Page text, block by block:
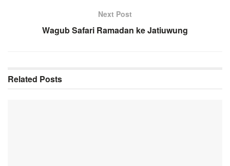
Next Post
Wagub Safari Ramadan ke Jatiuwung
Related Posts